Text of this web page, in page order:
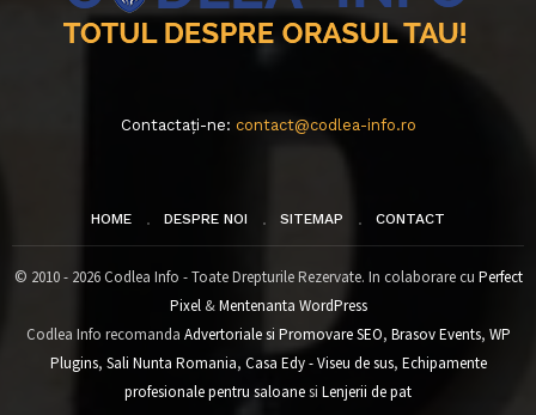
Contactați-ne: contact@codlea-info.ro
HOME DESPRE NOI SITEMAP CONTACT
© 2010 - 2026 Codlea Info - Toate Drepturile Rezervate. In colaborare cu Perfect
Pixel&Mentenanta WordPress
Codlea Info recomanda Advertoriale si Promovare SEO, Brasov Events, WP
Plugins, Sali Nunta Romania, Casa Edy - Viseu de sus, Echipamente
profesionale pentru saloanesi Lenjerii de pat